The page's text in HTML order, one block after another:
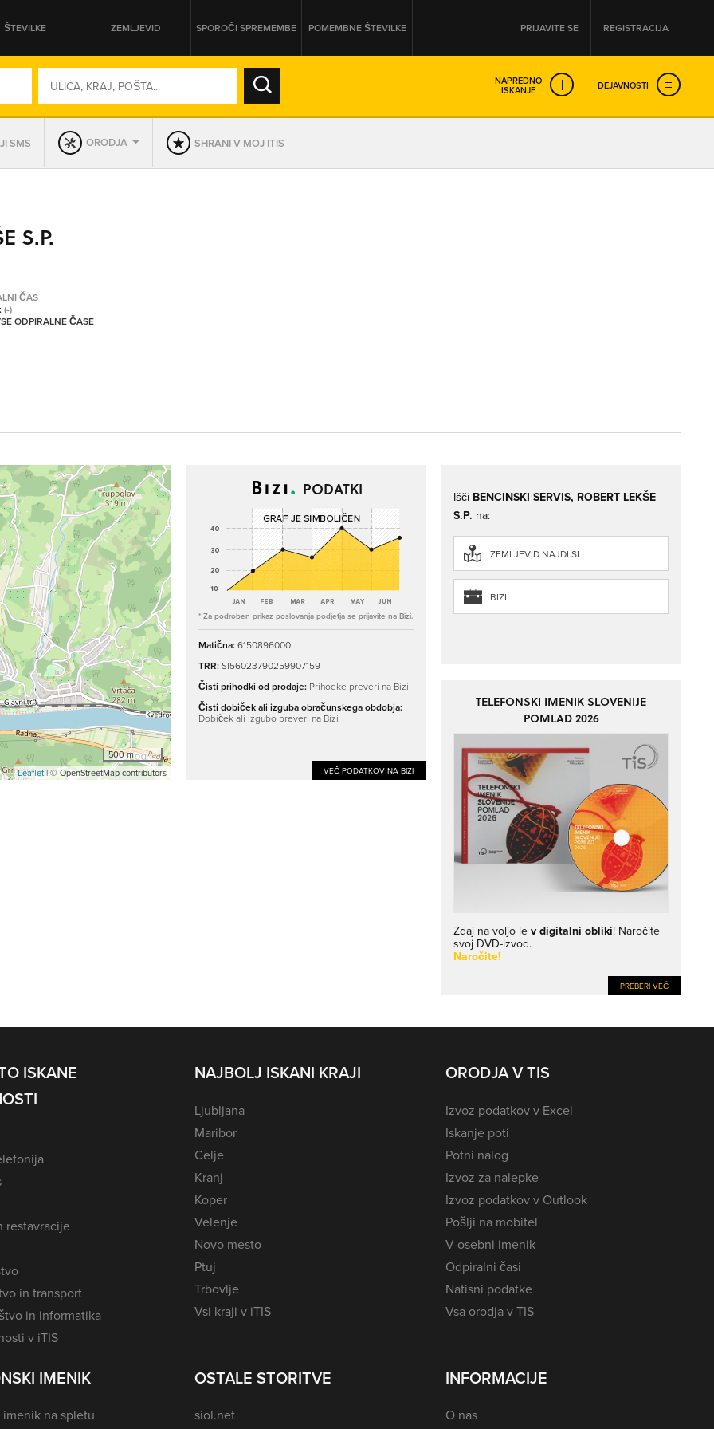
ŠTEVILKE ZEMLJEVID SPOROČI SPREMEMBE POMEMBNE ŠTEVILKE PRIJAVITE SE REGISTRACIJA
NAPREDNO
ISKANJE DEJAVNOSTI
SO ODPRTA V
SMS ORODJA SHRANI V MOJ ITIS
S.P.
ČAS
(-)
ODPIRALNE ČASE
500 m
Leaflet| © OpenStreetMap contributors
PODATKI
* Za podroben prikaz poslovanja podjetja se prijavite na Bizi.
Matična:6150896000
TRR:SI56023790259907159
Čisti prihodki od prodaje: Prihodke preveri na Bizi
Čisti dobiček ali izguba obračunskega obdobja:
Dobiček ali izgubo preveri na Bizi
VEČ PODATKOV NA BIZI
Išči BENCINSKI SERVIS, ROBERT LEKŠE
S.P. na:
ZEMLJEVID.NAJDI.SI
BIZI
TELEFONSKI IMENIK SLOVENIJE
POMLAD 2026
Zdaj na voljo le v digitalni obliki! Naročite
svoj DVD-izvod.
Naročite!
PREBERI VEČ
ISKANE
restavracije
in transport
in informatika
v iTIS
NAJBOLJ ISKANI KRAJI
Ljubljana
Maribor
Celje
Kranj
Koper
Velenje
Novo mesto
Ptuj
Trbovlje
Vsi kraji v iTIS
ORODJA V TIS
Izvoz podatkov v Excel
Iskanje poti
Potni nalog
Izvoz za nalepke
Izvoz podatkov v Outlook
Pošlji na mobitel
V osebni imenik
Odpiralni časi
Natisni podatke
Vsa orodja v TIS
IMENIK
na spletu
OSTALE STORITVE
siol.net
INFORMACIJE
O nas